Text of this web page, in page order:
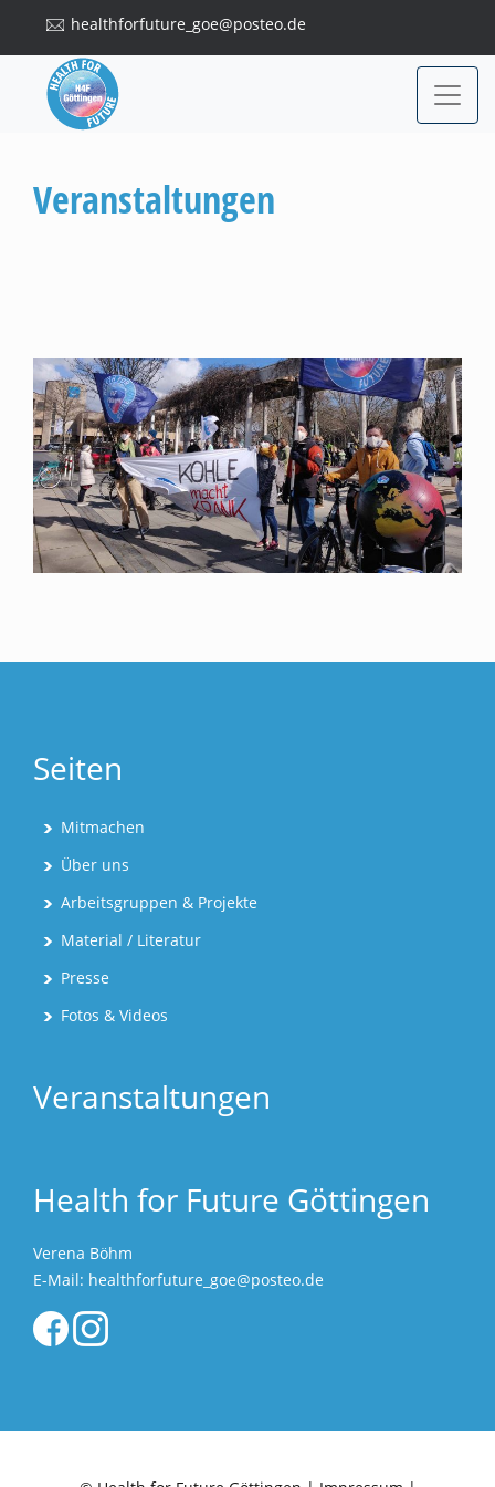
healthforfuture_goe@posteo.de
Veranstaltungen
Seiten
Mitmachen
Über uns
Arbeitsgruppen & Projekte
Material / Literatur
Presse
Fotos & Videos
Veranstaltungen
Health for Future Göttingen
Verena Böhm
E-Mail: healthforfuture_goe@posteo.de